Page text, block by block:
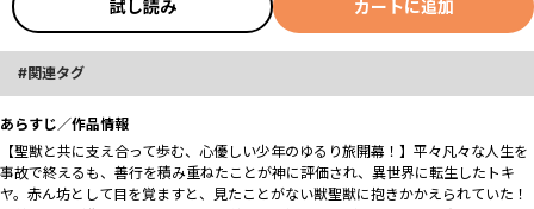
試し読み カートに追加
関連タグ
あらすじ／作品情報
【聖獣と共に支え合って歩む、心優しい少年のゆるり旅開幕！】平々凡々な人生を
事故で終えるも、善行を積み重ねたことが神に評価され、異世界に転生したトキ
ヤ。赤ん坊として目を覚ますと、見たことがない獣――聖獣に抱きかかえられていた！